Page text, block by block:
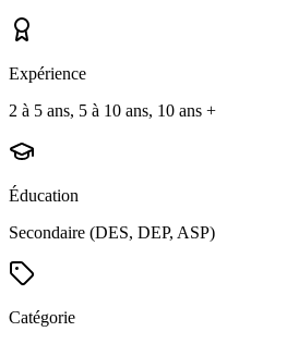
Expérience
2 à 5 ans, 5 à 10 ans, 10 ans +
Éducation
Secondaire (DES, DEP, ASP)
Catégorie